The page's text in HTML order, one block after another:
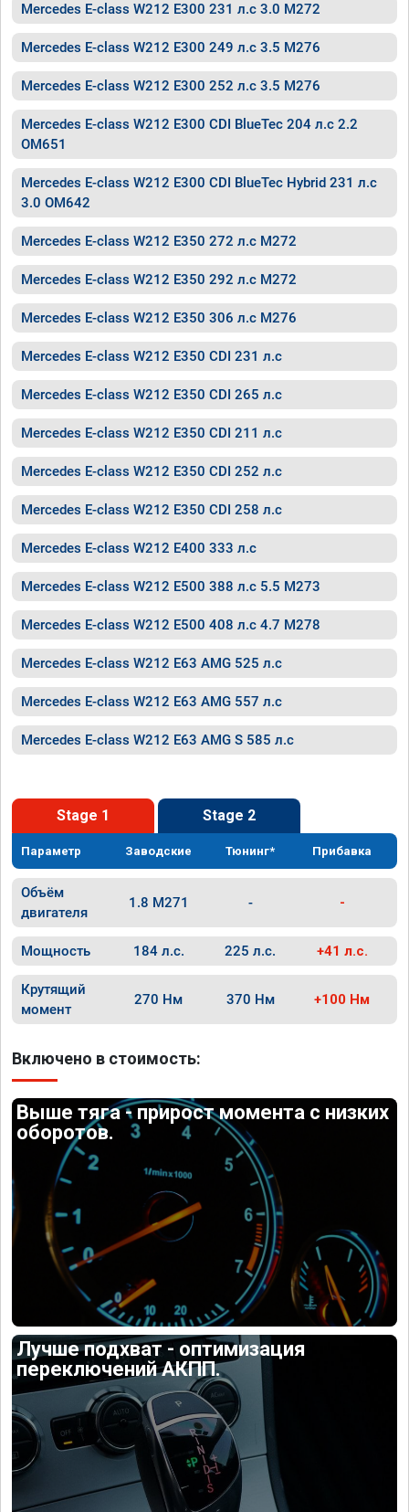
Mercedes E-class W212 E300 231 л.с 3.0 M272
Mercedes E-class W212 E300 249 л.с 3.5 M276
Mercedes E-class W212 E300 252 л.с 3.5 M276
Mercedes E-class W212 E300 CDI BlueTec 204 л.с 2.2
OM651
Mercedes E-class W212 E300 CDI BlueTec Hybrid 231 л.с
3.0 OM642
Mercedes E-class W212 E350 272 л.с M272
Mercedes E-class W212 E350 292 л.с M272
Mercedes E-class W212 E350 306 л.с M276
Mercedes E-class W212 E350 CDI 231 л.с
Mercedes E-class W212 E350 CDI 265 л.с
Mercedes E-class W212 E350 CDI 211 л.с
Mercedes E-class W212 E350 CDI 252 л.с
Mercedes E-class W212 E350 CDI 258 л.с
Mercedes E-class W212 E400 333 л.с
Mercedes E-class W212 E500 388 л.с 5.5 M273
Mercedes E-class W212 E500 408 л.с 4.7 M278
Mercedes E-class W212 E63 AMG 525 л.с
Mercedes E-class W212 E63 AMG 557 л.с
Mercedes E-class W212 E63 AMG S 585 л.с
Stage 1 Stage 2
Параметр Заводские Тюнинг* Прибавка
Объём
двигателя
1.8 M271 - -
Мощность 184 л.с. 225 л.с. +41 л.с.
Крутящий
момент
270 Нм 370 Нм +100 Нм
Включено в стоимость:
Выше тяга - прирост момента с низких
оборотов.
Лучше подхват - оптимизация
переключений АКПП.